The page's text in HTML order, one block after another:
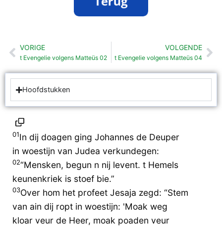
Vorige
VORIGE
t Evengelie volgens Matteüs 02
VOLGENDE
t Evengelie volgens Matteüs 04
Hoofdstukken
01In dij doagen ging Johannes de Deuper
in woestijn van Judea verkundegen:
02“Mensken, begun n nij levent. t Hemels
keunenkriek is stoef bie.”
03Over hom het profeet Jesaja zegd: “Stem
van ain dij ropt in woestijn: 'Moak weg
kloar veur de Heer, moak poaden veur